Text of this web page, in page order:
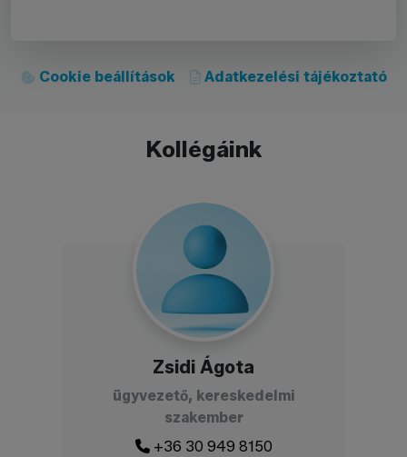
Cookie beállítások Adatkezelési tájékoztató
Kollégáink
Zsidi Ágota
ügyvezető, kereskedelmi
szakember
+36 30 949 8150